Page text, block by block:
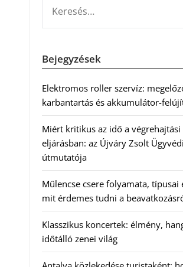
Bejegyzések
Elektromos roller szervíz:
karbantartás és akkumulátor-
Miért kritikus az idő a végrehajtási
eljárásban: az Újváry Zsolt
útmutatója
Műlencse csere folyamata, típusai
mit érdemes tudni a
Klasszikus koncertek: élmény,
időtálló zenei világ